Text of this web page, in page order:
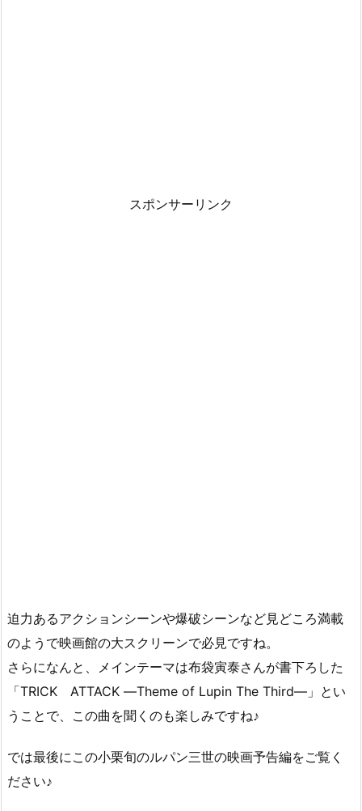
スポンサーリンク
迫力あるアクションシーンや爆破シーンなど見どころ満載
のようで映画館の大スクリーンで必見ですね。
さらになんと、メインテーマは布袋寅泰さんが書下ろした
「TRICK ATTACK ―Theme of Lupin The Third―」とい
うことで、この曲を聞くのも楽しみですね♪
では最後にこの小栗旬のルパン三世の映画予告編をご覧く
ださい♪